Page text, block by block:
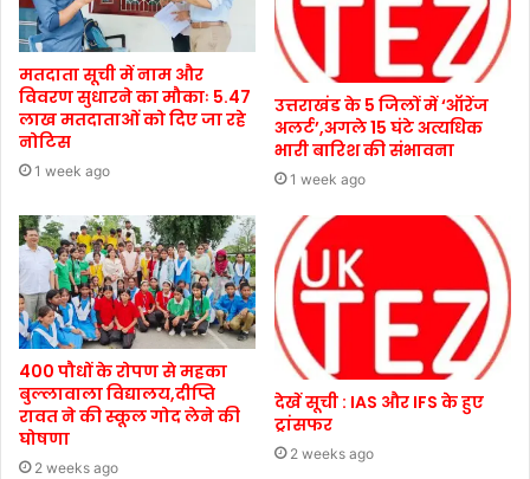
मतदाता सूची में नाम और
विवरण सुधारने का मौकाः 5.47
लाख मतदाताओं को दिए जा रहे
नोटिस
1 week ago
उत्तराखंड के 5 जिलों में ‘ऑरेंज
अलर्ट’,अगले 15 घंटे अत्यधिक
भारी बारिश की संभावना
1 week ago
400 पौधों के रोपण से महका
बुल्लावाला विद्यालय,दीप्ति
रावत ने की स्कूल गोद लेने की
घोषणा
2 weeks ago
देखें सूची : IAS और IFS के हुए
ट्रांसफर
2 weeks ago